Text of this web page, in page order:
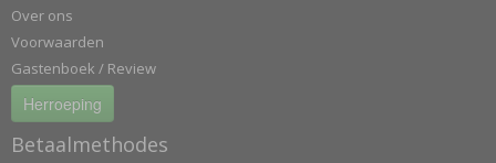
Over ons
Voorwaarden
Gastenboek / Review
Herroeping
Betaalmethodes